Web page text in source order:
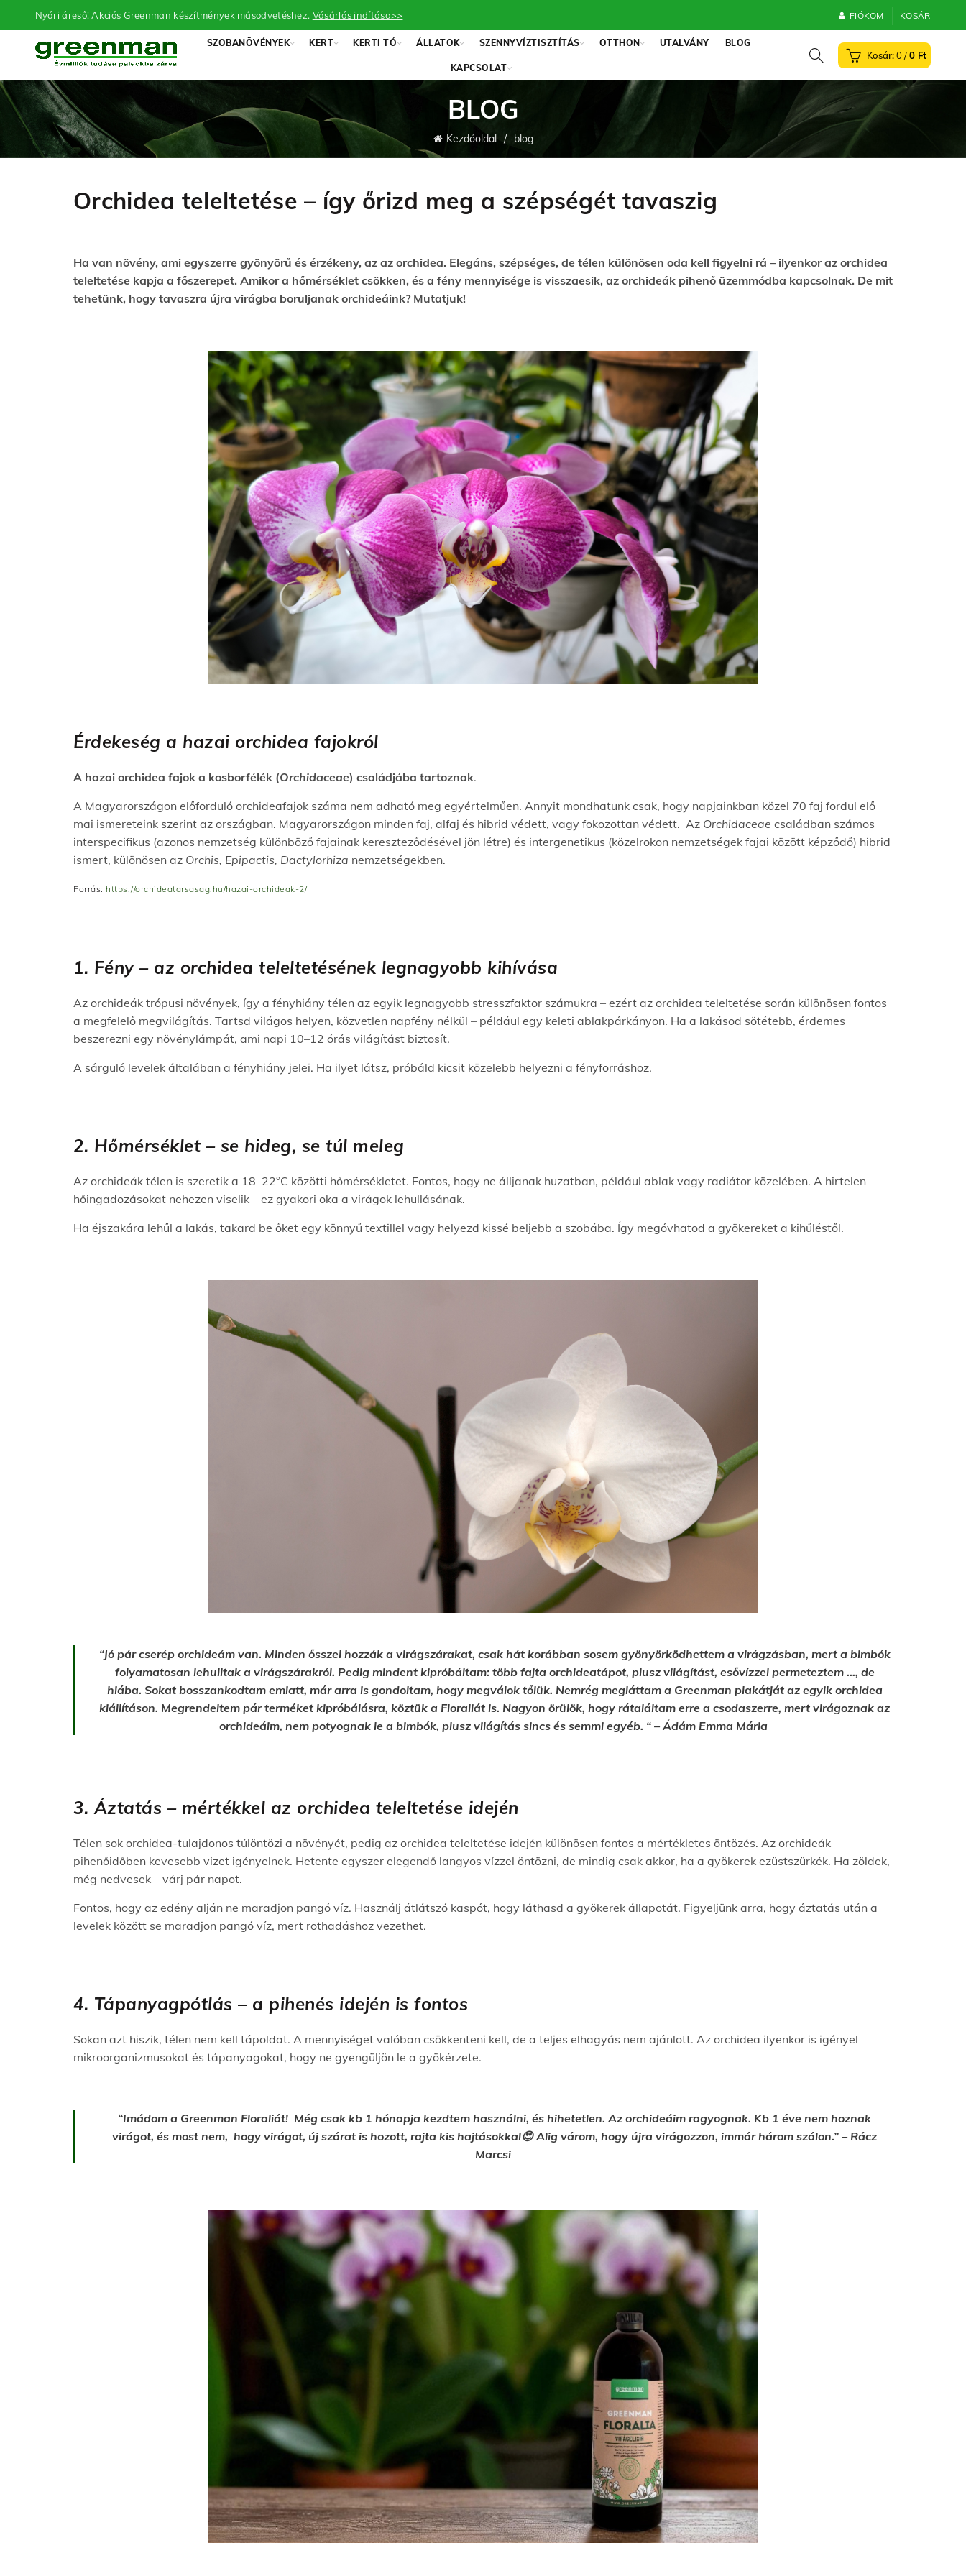
Nyári áreső! Akciós Greenman készítmények másodvetéshez. Vásárlás indítása>> FIÓKOM KOSÁR
SZOBANÖVÉNYEK KERT KERTI TÓ ÁLLATOK SZENNYVÍZTISZTÍTÁS OTTHON UTALVÁNY BLOG
KAPCSOLAT
0 / 0 Ft
BLOG
Kezdőoldal blog
Orchidea teleltetése – így őrizd meg a szépségét tavaszig
Ha van növény, ami egyszerre gyönyörű és érzékeny, az az orchidea. Elegáns, szépséges, de télen különösen oda kell figyelni rá – ilyenkor az orchidea
teleltetése kapja a főszerepet. Amikor a hőmérséklet csökken, és a fény mennyisége is visszaesik, az orchideák pihenő üzemmódba kapcsolnak. De mit
tehetünk, hogy tavaszra újra virágba boruljanak orchideáink? Mutatjuk!
Érdekeség a hazai orchidea fajokról
A hazai orchidea fajok a kosborfélék (Orchidaceae) családjába tartoznak.
A Magyarországon előforduló orchideafajok száma nem adható meg egyértelműen. Annyit mondhatunk csak, hogy napjainkban közel 70 faj fordul elő
mai ismereteink szerint az országban. Magyarországon minden faj, alfaj és hibrid védett, vagy fokozottan védett. Az Orchidaceae családban számos
interspecifikus (azonos nemzetség különböző fajainak kereszteződésével jön létre) és intergenetikus (közelrokon nemzetségek fajai között képződő) hibrid
ismert, különösen az Orchis, Epipactis, Dactylorhiza nemzetségekben.
Forrás: https://orchideatarsasag.hu/hazai-orchideak-2/
1. Fény – az orchidea teleltetésének legnagyobb kihívása
Az orchideák trópusi növények, így a fényhiány télen az egyik legnagyobb stresszfaktor számukra – ezért az orchidea teleltetése során különösen fontos
a megfelelő megvilágítás. Tartsd világos helyen, közvetlen napfény nélkül – például egy keleti ablakpárkányon. Ha a lakásod sötétebb, érdemes
beszerezni egy növénylámpát, ami napi 10–12 órás világítást biztosít.
A sárguló levelek általában a fényhiány jelei. Ha ilyet látsz, próbáld kicsit közelebb helyezni a fényforráshoz.
2. Hőmérséklet – se hideg, se túl meleg
Az orchideák télen is szeretik a 18–22°C közötti hőmérsékletet. Fontos, hogy ne álljanak huzatban, például ablak vagy radiátor közelében. A hirtelen
hőingadozásokat nehezen viselik – ez gyakori oka a virágok lehullásának.
Ha éjszakára lehűl a lakás, takard be őket egy könnyű textillel vagy helyezd kissé beljebb a szobába. Így megóvhatod a gyökereket a kihűléstől.
“Jó pár cserép orchideám van. Minden ősszel hozzák a virágszárakat, csak hát korábban sosem gyönyörködhettem a virágzásban, mert a bimbók
folyamatosan lehulltak a virágszárakról. Pedig mindent kipróbáltam: több fajta orchideatápot, plusz világítást, esővízzel permeteztem …, de
hiába. Sokat bosszankodtam emiatt, már arra is gondoltam, hogy megválok tőlük. Nemrég megláttam a Greenman plakátját az egyik orchidea
kiállításon. Megrendeltem pár terméket kipróbálásra, köztük a Floraliát is. Nagyon örülök, hogy rátaláltam erre a csodaszerre, mert virágoznak az
orchideáim, nem potyognak le a bimbók, plusz világítás sincs és semmi egyéb. “ – Ádám Emma Mária
3. Áztatás – mértékkel az orchidea teleltetése idején
Télen sok orchidea-tulajdonos túlöntözi a növényét, pedig az orchidea teleltetése idején különösen fontos a mértékletes öntözés. Az orchideák
pihenőidőben kevesebb vizet igényelnek. Hetente egyszer elegendő langyos vízzel öntözni, de mindig csak akkor, ha a gyökerek ezüstszürkék. Ha zöldek,
még nedvesek – várj pár napot.
Fontos, hogy az edény alján ne maradjon pangó víz. Használj átlátszó kaspót, hogy láthasd a gyökerek állapotát. Figyeljünk arra, hogy áztatás után a
levelek között se maradjon pangó víz, mert rothadáshoz vezethet.
4. Tápanyagpótlás – a pihenés idején is fontos
Sokan azt hiszik, télen nem kell tápoldat. A mennyiséget valóban csökkenteni kell, de a teljes elhagyás nem ajánlott. Az orchidea ilyenkor is igényel
mikroorganizmusokat és tápanyagokat, hogy ne gyengüljön le a gyökérzete.
“Imádom a Greenman Floraliát! Még csak kb 1 hónapja kezdtem használni, és hihetetlen. Az orchideáim ragyognak. Kb 1 éve nem hoznak
virágot, és most nem, hogy virágot, új szárat is hozott, rajta kis hajtásokkal😍 Alig várom, hogy újra virágozzon, immár három szálon.” – Rácz
Marcsi